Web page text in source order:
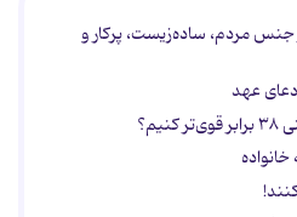
مردم، ساده‌زیست، پرکار و
عهد